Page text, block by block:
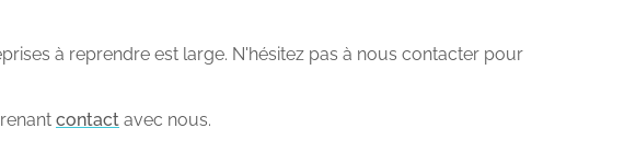
à reprendre est large. N'hésitez pas à nous contacter pour
contact avec nous.